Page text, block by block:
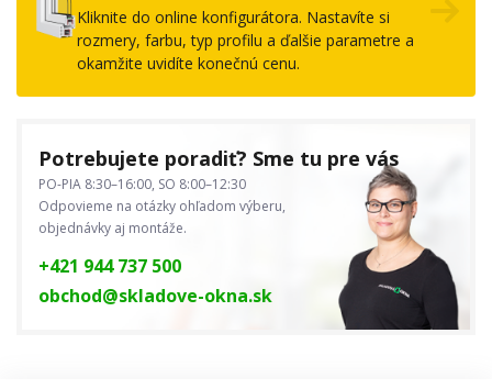
Kliknite do online konfigurátora. Nastavíte si
rozmery, farbu, typ profilu a ďalšie parametre a
okamžite uvidíte konečnú cenu.
Potrebujete poradiť? Sme tu pre vás
PO-PIA 8:30–16:00, SO 8:00–12:30
Odpovieme na otázky ohľadom výberu,
objednávky aj montáže.
+421 944 737 500
obchod@skladove-okna.sk